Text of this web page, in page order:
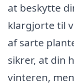
at beskytte
klargjorte til
af sarte
sikrer, at din
vinteren,